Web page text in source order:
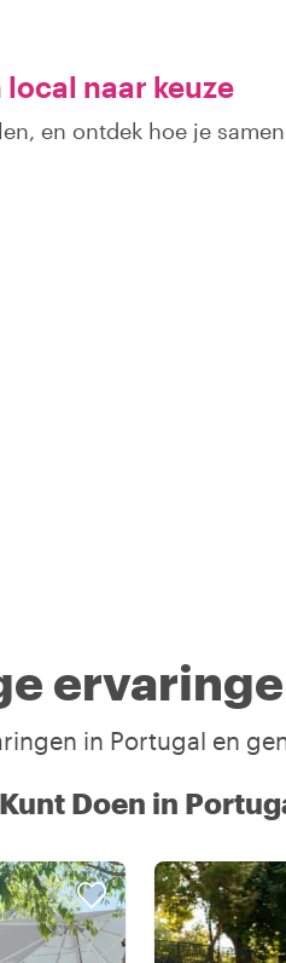
local naar keuze
en ontdek hoe je
in Portugal en
Doen in